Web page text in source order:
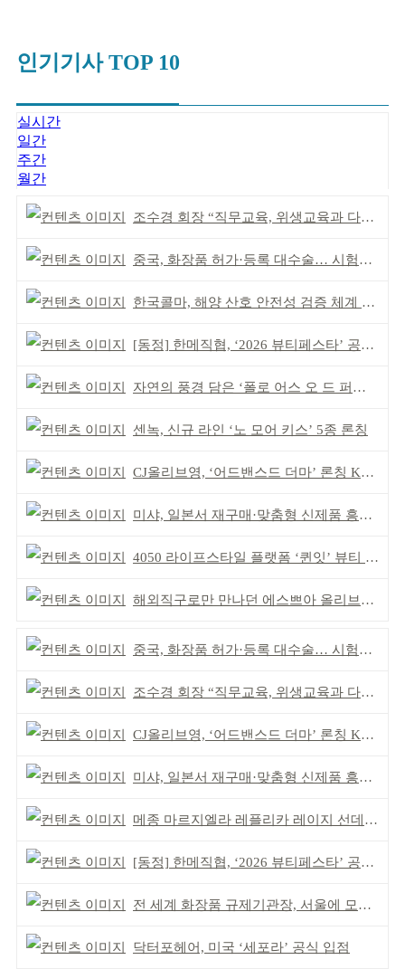
인기기사 TOP 10
실시간
일간
주간
월간
조수경 회장 “직무교육, 위생교육과 다르다”
중국, 화장품 허가·등록 대수술… 시험자료 공용 허용
한국콜마, 해양 산호 안전성 검증 체계 구축
[동정] 한메직협, ‘2026 뷰티페스타’ 공동 주최
자연의 풍경 담은 ‘폴로 어스 오 드 퍼퓸’ 4종 출시
센녹, 신규 라인 ‘노 모어 키스’ 5종 론칭
CJ올리브영, ‘어드밴스드 더마’ 론칭 K더마 육성 박차
미샤, 일본서 재구매·맞춤형 신제품 흥행 ‘쌍끌이’
4050 라이프스타일 플랫폼 ‘퀸잇’ 뷰티 성장세
해외직구로만 만나던 에스쁘아 올리브톤 국내 상륙
중국, 화장품 허가·등록 대수술… 시험자료 공용 허용
조수경 회장 “직무교육, 위생교육과 다르다”
CJ올리브영, ‘어드밴스드 더마’ 론칭 K더마 육성 박차
미샤, 일본서 재구매·맞춤형 신제품 흥행 ‘쌍끌이’
메종 마르지엘라 레플리카 레이지 선데이 모닝 디퓨저
[동정] 한메직협, ‘2026 뷰티페스타’ 공동 주최
전 세계 화장품 규제기관장, 서울에 모인다
닥터포헤어, 미국 ‘세포라’ 공식 입점